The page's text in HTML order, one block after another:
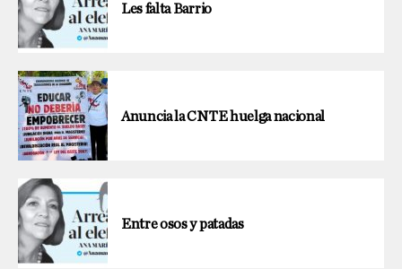
Les falta Barrio
Anuncia la CNTE huelga nacional
Entre osos y patadas